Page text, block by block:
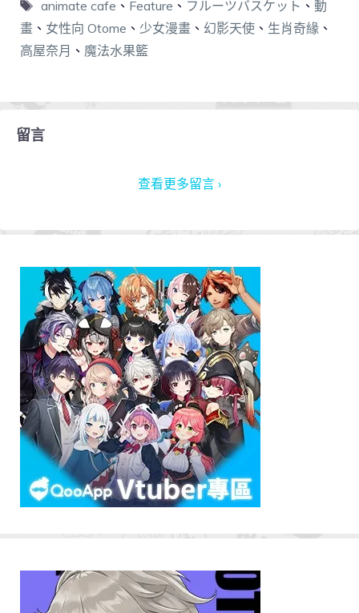
animate cafe 、 Feature 、 フルーツバスケット 、 動
畫 、 女性向 Otome 、 少女漫畫 、 幻影天使 、 生肖奇緣 、
高屋奈月 、 魔法水果籃
留言
查看更多留言 ›